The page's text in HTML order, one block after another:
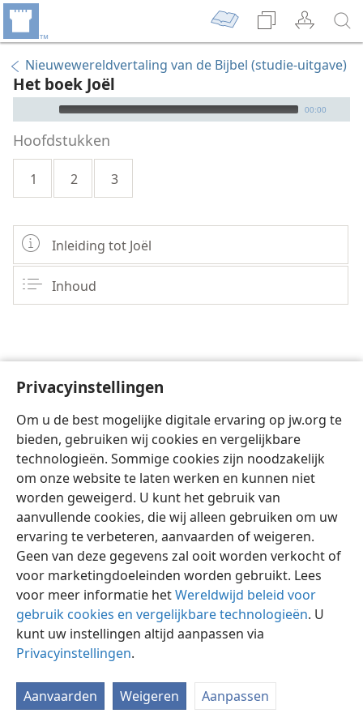
Privacyinstellingen
Om u de best mogelijke digitale ervaring op jw.org te
bieden, gebruiken wij cookies en vergelijkbare
technologieën. Sommige cookies zijn noodzakelijk
om onze website te laten werken en kunnen niet
worden geweigerd. U kunt het gebruik van
aanvullende cookies, die wij alleen gebruiken om uw
ervaring te verbeteren, aanvaarden of weigeren.
Geen van deze gegevens zal ooit worden verkocht of
voor marketingdoeleinden worden gebruikt. Lees
voor meer informatie hetWereldwijd beleid voor
gebruik cookies en vergelijkbare technologieën. U
kunt uw instellingen altijd aanpassen via
Privacyinstellingen.
Aanvaarden Weigeren Aanpassen
Nieuwewereldvertaling van de Bijbel (studie-uitgave)
Het boek Joël
Audio Player 00:00
Hoofdstukken
1 2 3
Inleiding tot Joël
Inhoud
Nederlands Delen Instellingen
Copyright © 2026 Watch Tower Bible and Tract Society of Pennsylvania
Gebruiksvoorwaarden Privacybeleid
JW.ORG
Inloggen